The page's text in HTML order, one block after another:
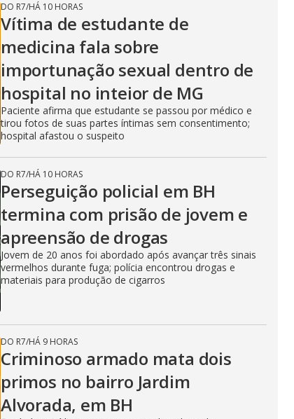
DO R7/HÁ 10 HORAS
Vítima de estudante de
medicina fala sobre
importunação sexual dentro de
hospital no inteior de MG
Paciente afirma que estudante se passou por médico e
tirou fotos de suas partes íntimas sem consentimento;
hospital afastou o suspeito
DO R7/HÁ 10 HORAS
Perseguição policial em BH
termina com prisão de jovem e
apreensão de drogas
Jovem de 20 anos foi abordado após avançar três sinais
vermelhos durante fuga; polícia encontrou drogas e
materiais para produção de cigarros
DO R7/HÁ 9 HORAS
Criminoso armado mata dois
primos no bairro Jardim
Alvorada, em BH